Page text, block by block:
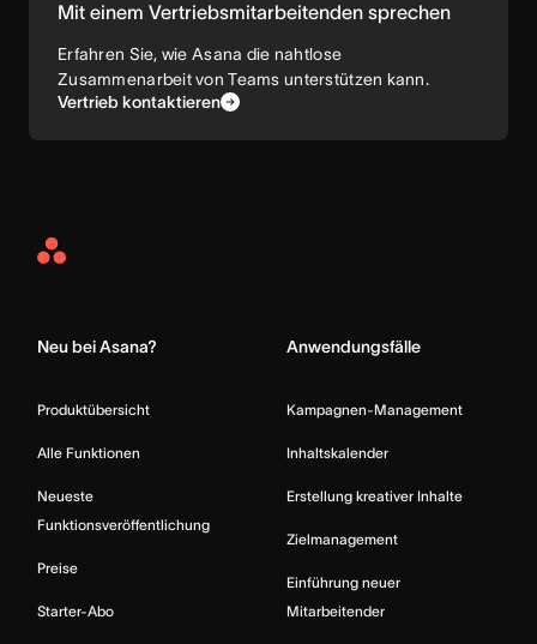
Mit einem Vertriebsmitarbeitenden sprechen
Erfahren Sie, wie Asana die nahtlose
Zusammenarbeit von Teams unterstützen kann.
Vertrieb kontaktieren
Asana
Neu bei Asana?
Produktübersicht
Alle Funktionen
Neueste
Funktionsveröffentlichung
Preise
Starter-Abo
Anwendungsfälle
Kampagnen-Management
Inhaltskalender
Erstellung kreativer Inhalte
Zielmanagement
Einführung neuer
Mitarbeitender